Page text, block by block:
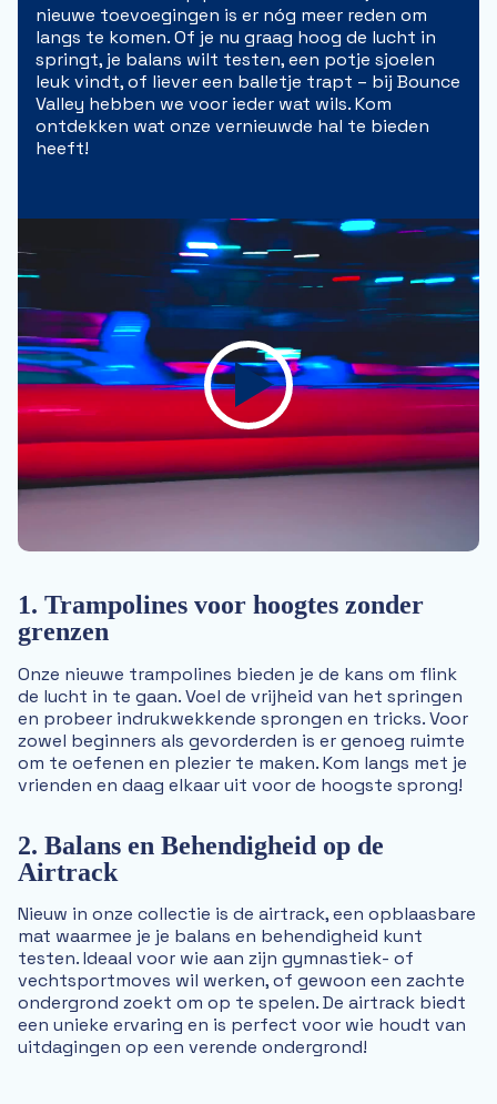
Sensazia
Midgetgolf Enschede
Activiteiten op het park
nieuwe toevoegingen is er nóg meer reden om
langs te komen. Of je nu graag hoog de lucht in
springt, je balans wilt testen, een potje sjoelen
leuk vindt, of liever een balletje trapt – bij Bounce
Valley hebben we voor ieder wat wils. Kom
ontdekken wat onze vernieuwde hal te bieden
heeft!
1. Trampolines voor hoogtes zonder
grenzen
Onze nieuwe trampolines bieden je de kans om flink
de lucht in te gaan. Voel de vrijheid van het springen
en probeer indrukwekkende sprongen en tricks. Voor
zowel beginners als gevorderden is er genoeg ruimte
om te oefenen en plezier te maken. Kom langs met je
vrienden en daag elkaar uit voor de hoogste sprong!
2. Balans en Behendigheid op de
Airtrack
Nieuw in onze collectie is de airtrack, een opblaasbare
mat waarmee je je balans en behendigheid kunt
testen. Ideaal voor wie aan zijn gymnastiek- of
vechtsportmoves wil werken, of gewoon een zachte
ondergrond zoekt om op te spelen. De airtrack biedt
een unieke ervaring en is perfect voor wie houdt van
uitdagingen op een verende ondergrond!